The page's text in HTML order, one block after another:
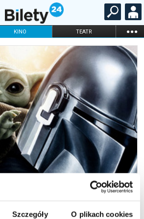
Szczegóły O plikach cookies
KINO TEATR ...
OPERA I BALET
STAND-UP